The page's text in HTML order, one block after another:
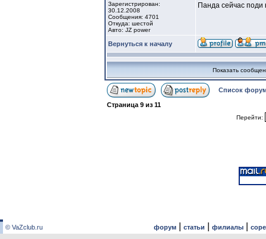
Зарегистрирован:
30.12.2008
Сообщения: 4701
Откуда: шестой
Авто: JZ power
Панда сейчас поди
Вернуться к началу
Показать
Список
Страница 9 из 11
Перейти:
© VaZclub.ru форум| статьи филиалы|